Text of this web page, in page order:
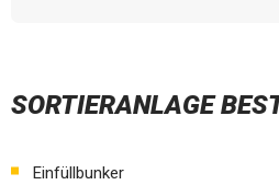
SORTIERANLAGE
Einfüllbunker